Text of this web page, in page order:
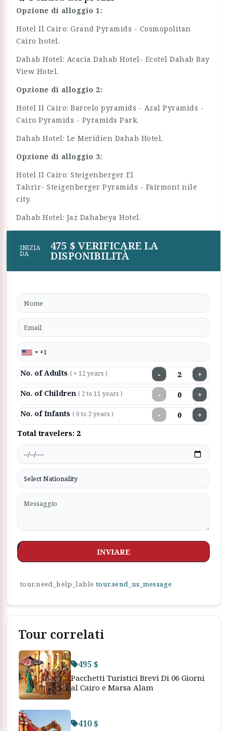
Opzione di alloggio 1:
Hotel Il Cairo: Grand Pyramids - Cosmopolitan
Cairo hotel.
Dahab Hotel: Acacia Dahab Hotel- Ecotel Dahab Bay
View Hotel.
Opzione di alloggio 2:
Hotel Il Cairo: Barcelo pyramids - Azal Pyramids -
Cairo Pyramids - Pyramids Park.
Dahab Hotel: Le Meridien Dahab Hotel.
Opzione di alloggio 3:
Hotel Il Cairo: Steigenberger El
Tahrir- Steigenberger Pyramids - Fairmont nile
city.
Dahab Hotel: Jaz Dahabeya Hotel.
INIZIA
DA
475 $ VERIFICARE LA
DISPONIBILITÀ
No. of Adults ( + 12 years ) − +
No. of Children ( 2 to 11 years ) − +
No. of Infants ( 0 to 2 years ) − +
Total travelers: 2
INVIARE
tour.need_help_lable tour.send_us_message
Tour correlati
495 $
Pacchetti Turistici Brevi Di 06 Giorni
al Cairo e Marsa Alam
410 $